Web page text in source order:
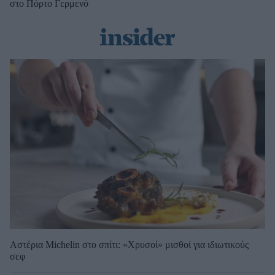
στο Πόρτο Γερμενό
Αστέρια Michelin στο σπίτι: «Χρυσοί» μισθοί για ιδιωτικούς
σεφ